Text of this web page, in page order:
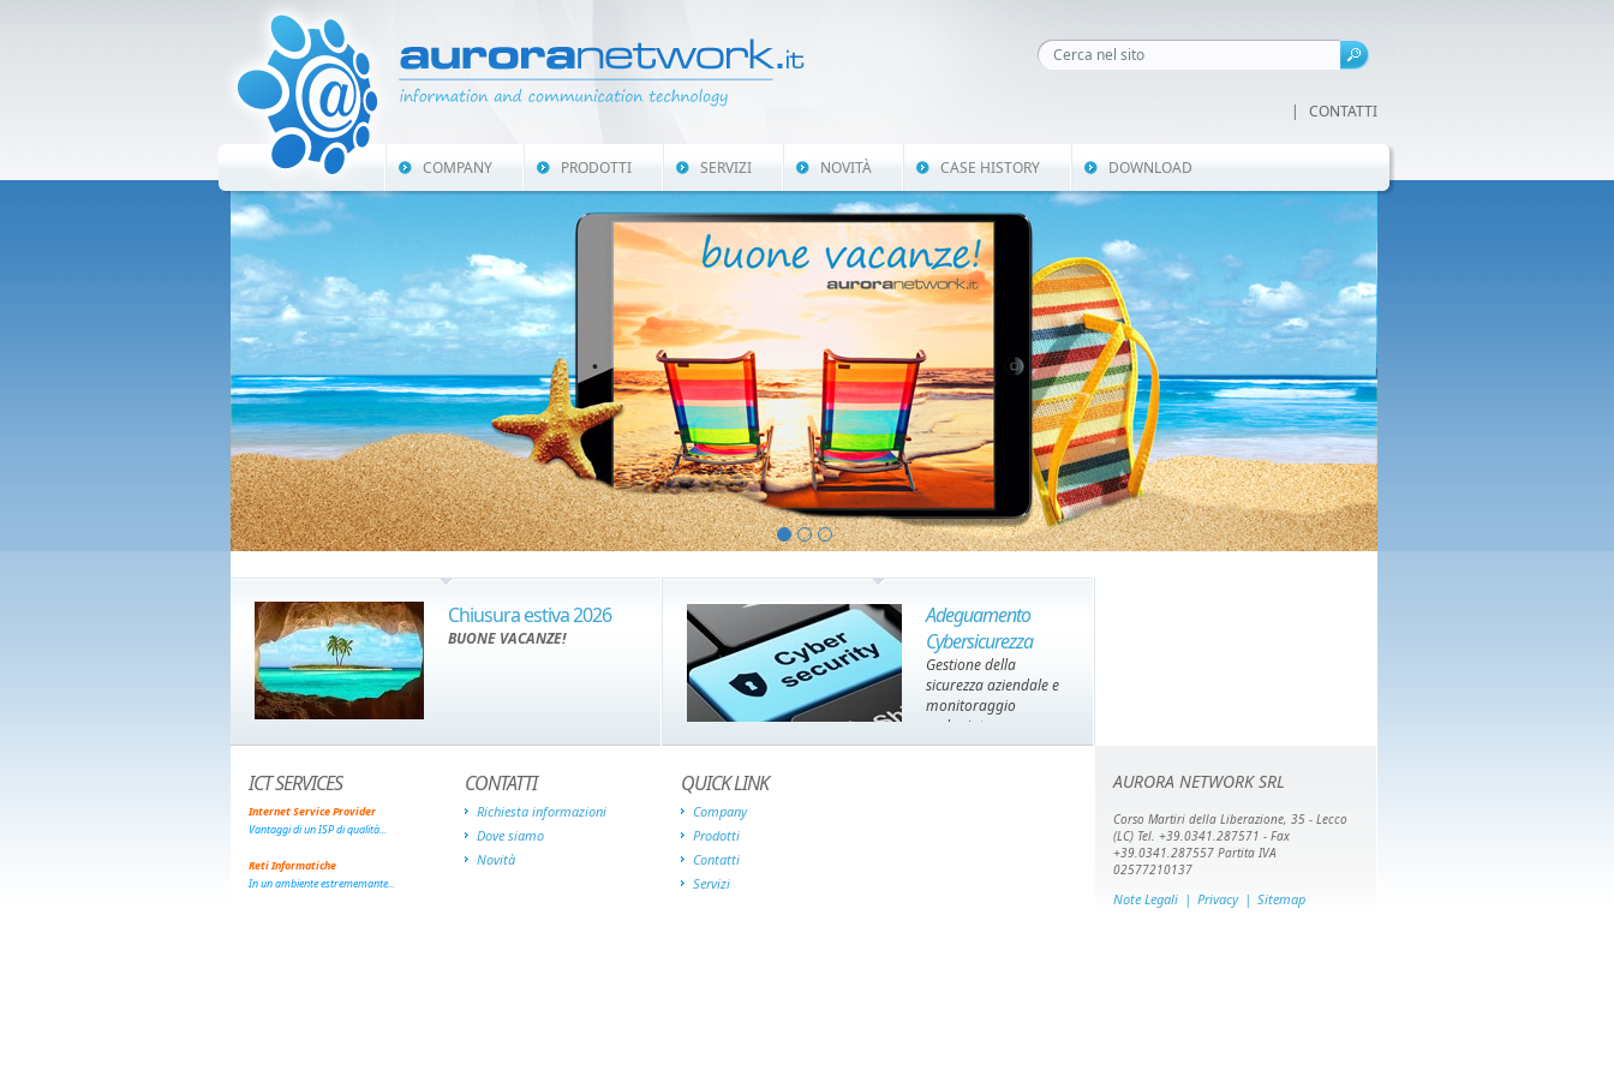
| CONTATTI
COMPANY PRODOTTI SERVIZI NOVITÀ CASE HISTORY DOWNLOAD
Chiusura estiva 2026
BUONE VACANZE!
Adeguamento
Cybersicurezza
Gestione della
sicurezza aziendale e
monitoraggio
endpoint
ICT SERVICES
Internet Service Provider
Vantaggi di un ISP di qualità...
Reti Informatiche
In un ambiente estrememante...
CONTATTI
Richiesta informazioni
Dove siamo
Novità
QUICK LINK
Company
Prodotti
Contatti
Servizi
AURORA NETWORK SRL
Corso Martiri della Liberazione, 35 - Lecco
(LC) Tel. +39.0341.287571 - Fax
+39.0341.287557 Partita IVA
02577210137
Note Legali | Privacy | Sitemap